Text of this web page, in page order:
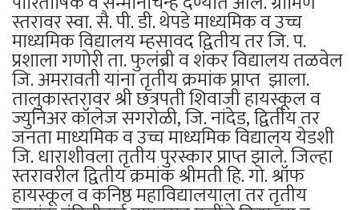
स्तरावर स्वा. सै. पी. डी. थेपडे माध्यमिक व उच्च
माध्यमिक विद्यालय म्हसावद द्वितीय तर जि. प.
प्रशाला गणोरी ता. फुलंब्री व शंकर विद्यालय तळवेल
जि. अमरावती यांना तृतीय क्रमांक प्राप्त झाला.
तालुकास्तरावर श्री छत्रपती शिवाजी हायस्कूल व
ज्युनिअर कॉलेज सगरोळी, जि. नांदेड, द्वितीय तर
जनता माध्यमिक व उच्च माध्यमिक विद्यालय येडशी
जि. धाराशीवला तृतीय पुरस्कार प्राप्त झाले. जिल्हा
स्तरावरील द्वितीय क्रमांक श्रीमती हि. गो. श्रॉफ
हायस्कूल व कनिष्ठ महाविद्यालयाला तर तृतीय